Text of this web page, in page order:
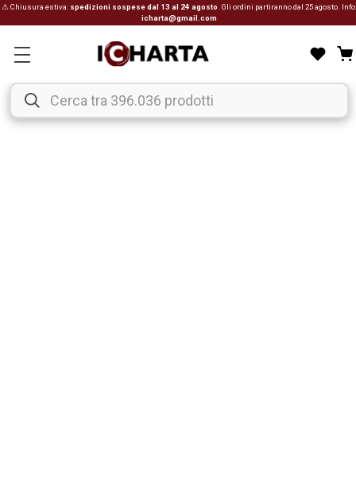
⚠ Chiusura estiva: spedizioni sospese dal 13 al 24 agosto . Gli ordini partiranno dal 25 agosto. Info:
icharta@gmail.com